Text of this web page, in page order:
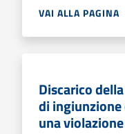
VAI ALLA PAGINA
Discarico
di
una violazione